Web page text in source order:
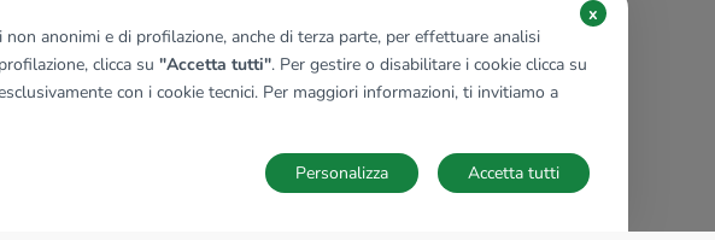
anonimi e di profilazione, anche di terza parte, per effettuare analisi
clicca su "Accetta tutti". Per gestire o disabilitare i cookie clicca su
con i cookie tecnici. Per maggiori informazioni, ti invitiamo a
x
Accetta tutti
Personalizza